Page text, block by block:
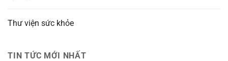
Thư viện sức khỏe
TIN TỨC MỚI NHẤT